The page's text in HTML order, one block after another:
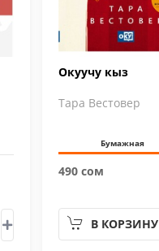
Окуучу кыз
Тара Вестовер
Бумажная
490 сом
В КОРЗИНУ